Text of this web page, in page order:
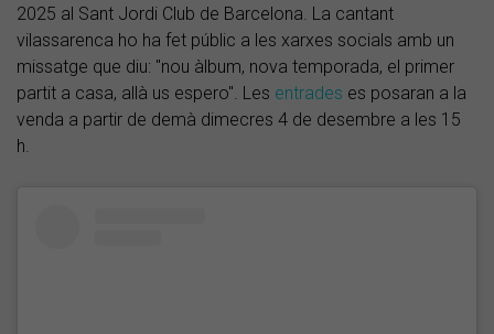
2025 al Sant Jordi Club de Barcelona. La cantant
vilassarenca ho ha fet públic a les xarxes socials amb un
missatge que diu: "nou àlbum, nova temporada, el primer
partit a casa, allà us espero". Les entrades es posaran a la
venda a partir de demà dimecres 4 de desembre a les 15
h.